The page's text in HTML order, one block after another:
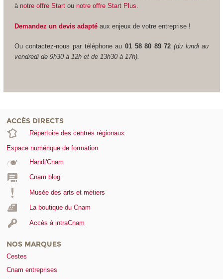
à notre offre Start ou notre offre Start Plus.
Demandez un devis adapté aux enjeux de votre entreprise !
Ou contactez-nous par téléphone au 01 58 80 89 72 (du lundi au
vendredi de 9h30 à 12h et de 13h30 à 17h).
ACCÈS DIRECTS
Répertoire des centres régionaux
Espace numérique de formation
Handi'Cnam
Cnam blog
Musée des arts et métiers
La boutique du Cnam
Accès à intraCnam
NOS MARQUES
Cestes
Cnam entreprises